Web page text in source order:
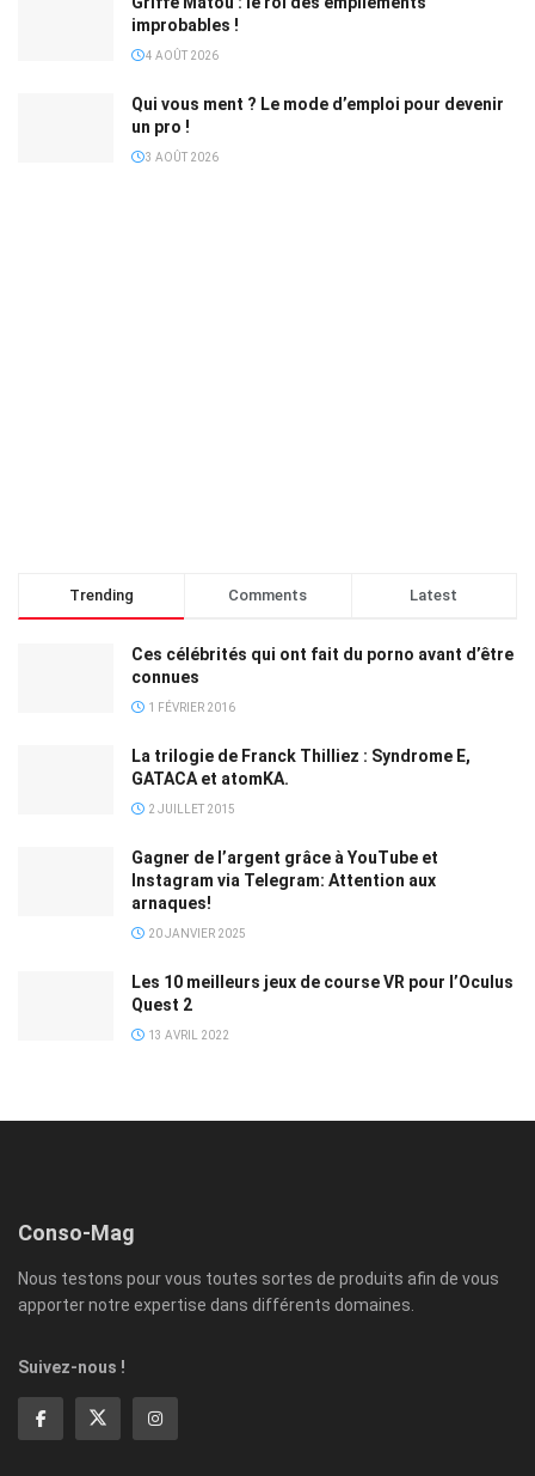
improbables !
4 AOÛT 2026
Qui vous ment ? Le mode d’emploi pour devenir
un pro !
3 AOÛT 2026
Trending Comments Latest
Ces célébrités qui ont fait du porno avant d’être
connues
1 FÉVRIER 2016
La trilogie de Franck Thilliez : Syndrome E,
GATACA et atomKA.
2 JUILLET 2015
Gagner de l’argent grâce à YouTube et
Instagram via Telegram: Attention aux
arnaques!
20 JANVIER 2025
Les 10 meilleurs jeux de course VR pour l’Oculus
Quest 2
13 AVRIL 2022
Conso-Mag
Nous testons pour vous toutes sortes de produits afin de vous
apporter notre expertise dans différents domaines.
Suivez-nous !